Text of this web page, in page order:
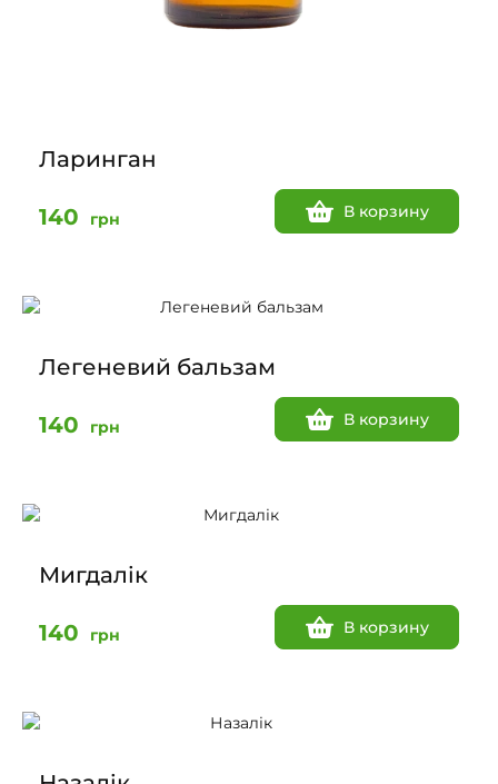
Ларинган
140 грн В корзину
Легеневий бальзам
140 грн В корзину
Мигдалік
140 грн В корзину